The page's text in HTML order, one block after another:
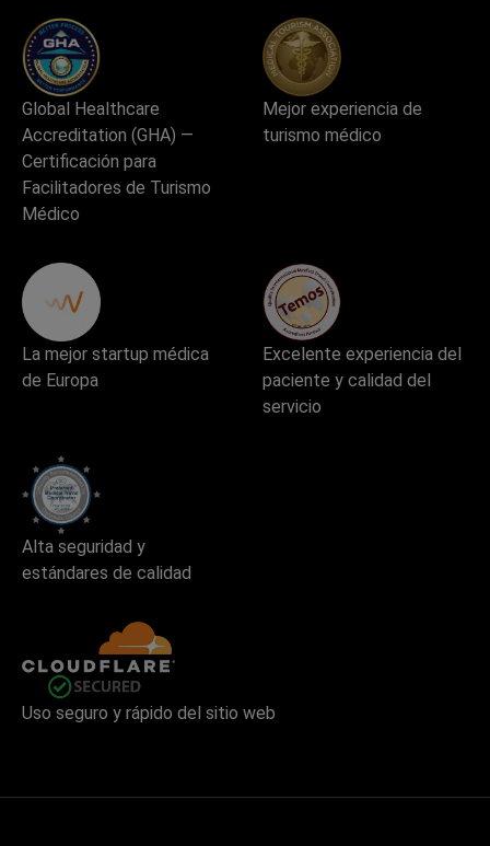
Global Healthcare
Accreditation (GHA) —
Certificación para
Facilitadores de Turismo
Médico
Mejor experiencia de
turismo médico
La mejor startup médica
de Europa
Excelente experiencia del
paciente y calidad del
servicio
Alta seguridad y
estándares de calidad
Uso seguro y rápido del sitio web